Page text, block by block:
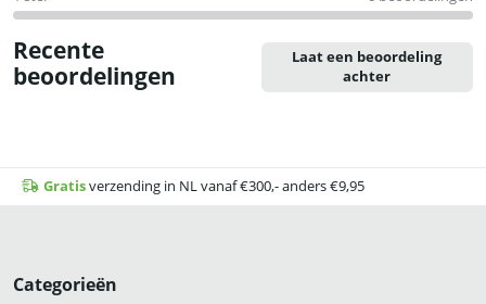
Recente
beoordelingen
Laat een beoordeling
achter
Gratisverzending in NL vanaf €300,- anders €9,95
Categorieën